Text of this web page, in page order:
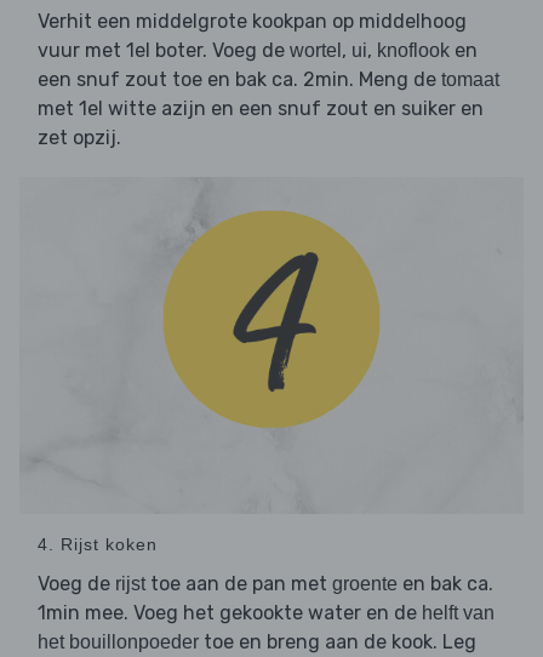
Verhit een middelgrote kookpan op middelhoog
vuur met 1el boter. Voeg de wortel , ui, knoflook en
een snuf zout toe en bak ca. 2min. Meng de tomaat
met 1el witte azijn en een snuf zout en suiker en
zet opzij.
4. Rijst koken
Voeg de rijst toe aan de pan met groente en bak ca.
1min mee. Voeg het gekookte water en de helft van
het bouillonpoeder toe en breng aan de kook. Leg